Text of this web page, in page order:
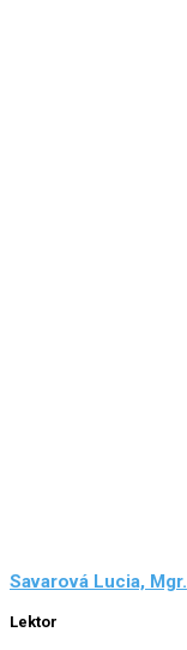
Savarová Lucia, Mgr.
Lektor